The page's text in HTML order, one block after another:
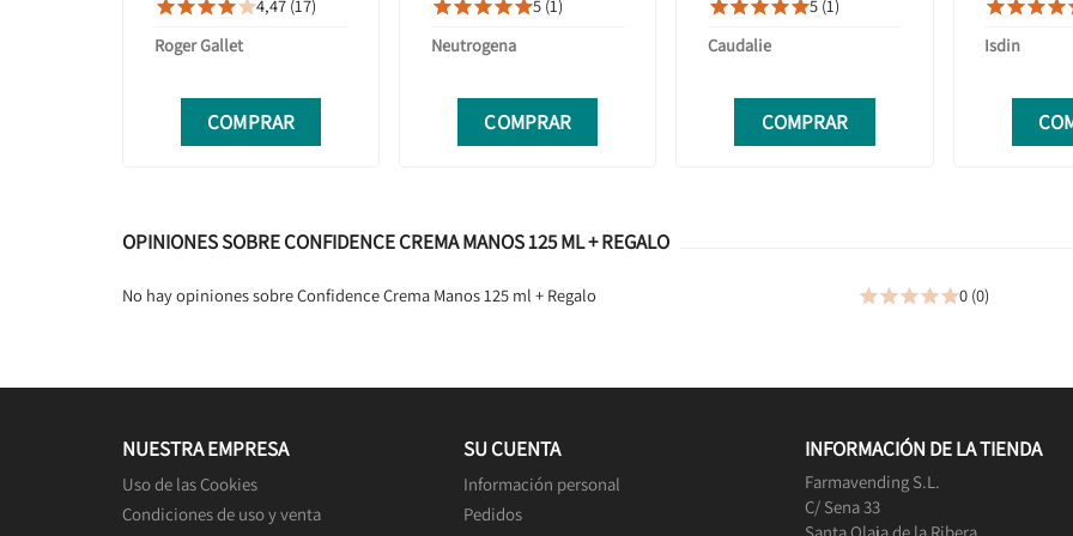
4,47 (17)
Roger Gallet
COMPRAR
5 (1)
Neutrogena
COMPRAR
UÑAS 75ML + 75ML DUPLO
PROMOCIÓN
5 (1)
Caudalie
COMPRAR

Isdin
OPINIONES SOBRE CONFIDENCE CREMA MANOS 125 ML + REGALO
No hay opiniones sobre Confidence Crema Manos 125 ml + Regalo 0 (0)
NUESTRA EMPRESA
Uso de las Cookies
Condiciones de uso y venta
SU CUENTA
Información personal
Pedidos
INFORMACIÓN DE LA TIENDA
Farmavending S.L.
C/ Sena 33